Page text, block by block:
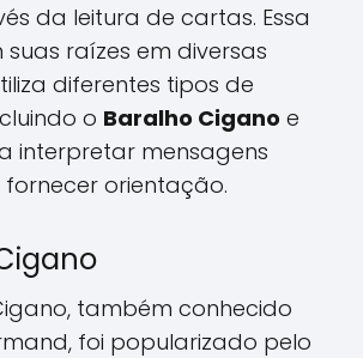
da leitura de cartas. Essa
raízes em diversas
diferentes tipos de
o Baralho Cigano e
interpretar mensagens
fornecer orientação.
também conhecido
foi popularizado pelo